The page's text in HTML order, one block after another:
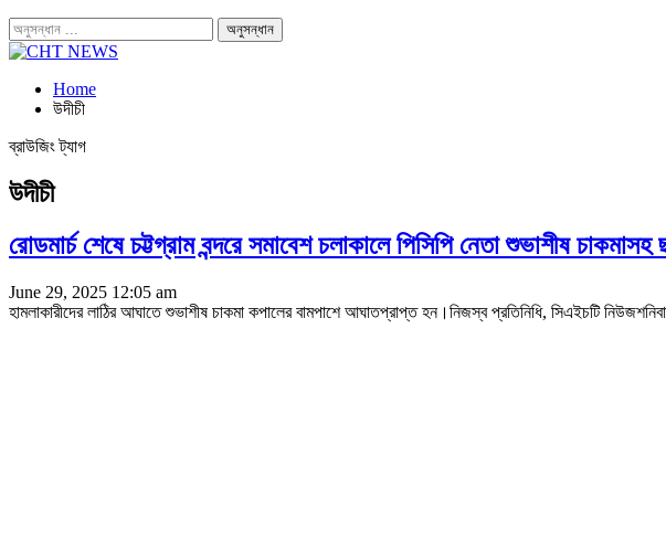
Home
উদীচী
ব্রাউজিং ট্যাগ
উদীচী
রোডমার্চ শেষে চট্টগ্রাম বন্দরে সমাবেশ চলাকালে পিসিপি নেতা শুভাশীষ
June 29, 2025 12:05 am
হামলাকারীদের লাঠির আঘাতে শুভাশীষ চাকমা কপালের বামপাশে আঘাতপ্রাপ্ত হন।নিজস্ব প্রতিনিধি, সিএইচটি